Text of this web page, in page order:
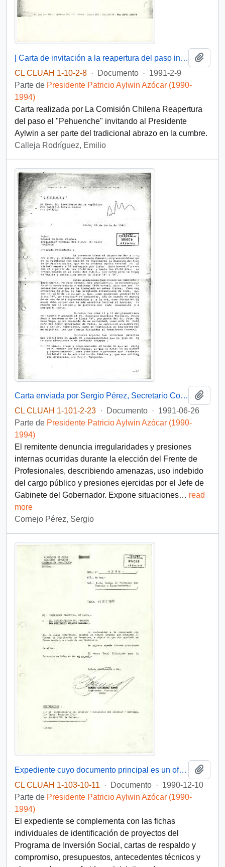
[ Carta de invitación a la reapertura del paso internacional El Pehuenche].
CL CLUAH 1-10-2-8 · Documento · 1991-2-9
Parte de Presidente Patricio Aylwin Azócar (1990-
1994)
Carta realizada por La Comisión Chilena Reapertura
del paso el "Pehuenche" invitando al Presidente
Aylwin a ser parte del tradicional abrazo en la cumbre.
Calleja Rodríguez, Emilio
Carta enviada por Sergio Pérez, Secretario Comunal del PDC en Talca, dirigida al Presidente Patricio Aylwin
CL CLUAH 1-101-2-23 · Documento · 1991-06-26
Parte de Presidente Patricio Aylwin Azócar (1990-
1994)
El remitente denuncia irregularidades y presiones
internas ocurridas durante la elección del Frente de
Profesionales, describiendo amenazas, uso indebido
del cargo público y presiones ejercidas por el Jefe de
Gabinete del Gobernador. Expone situaciones… read
more
Cornejo Pérez, Sergio
Expediente cuyo documento principal es un oficio del Gobernador Provincial de Talca al Subsecretario del Interior, mediante el cual se remite una carpeta con fichas de postulación de proyectos para su financiamiento por el Ministerio del Interior
CL CLUAH 1-103-10-11
· Documento · 1990-12-10
Parte de Presidente Patricio Aylwin Azócar (1990-
1994)
El expediente se complementa con las fichas
individuales de identificación de proyectos del
Programa de Inversión Social, cartas de respaldo y
compromiso, presupuestos, antecedentes técnicos y